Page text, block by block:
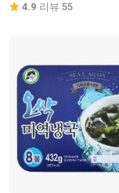
4.9 리뷰 55